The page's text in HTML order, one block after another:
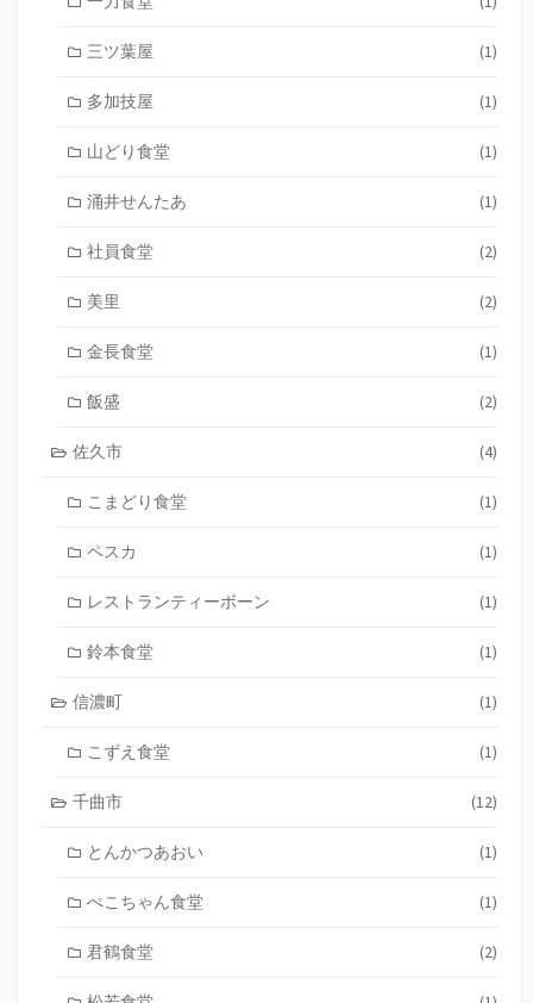
三ツ葉屋 (1)
多加技屋 (1)
山どり食堂 (1)
涌井せんたあ (1)
社員食堂 (2)
美里 (2)
金長食堂 (1)
飯盛 (2)
佐久市 (4)
こまどり食堂 (1)
ペスカ (1)
レストランティーボーン (1)
鈴本食堂 (1)
信濃町 (1)
こずえ食堂 (1)
千曲市 (12)
とんかつあおい (1)
ぺこちゃん食堂 (1)
君鶴食堂 (2)